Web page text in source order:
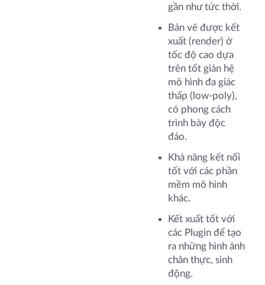
gần như tức thời.
Bản vẽ được kết
xuất (render) ở
tốc độ cao dựa
trên tốt giản hệ
mô hình đa giác
thấp (low-poly),
có phong cách
trình bày độc
đáo.
Khả năng kết nối
tốt với các phần
mềm mô hình
khác.
Kết xuất tốt với
các Plugin để tạo
ra những hình ảnh
chân thực, sinh
động.